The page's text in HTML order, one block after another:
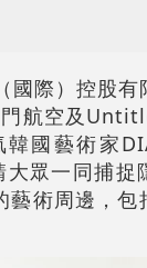
際）控股有
航空及
國藝術家
眾一同捕捉
術周邊，包